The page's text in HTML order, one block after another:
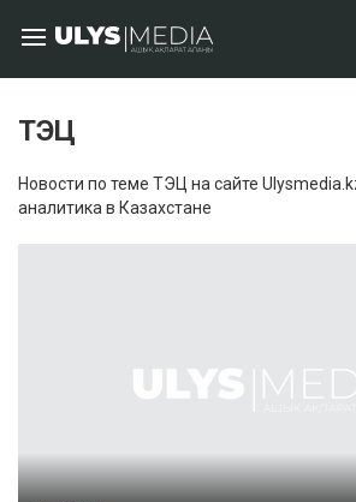
ТЭЦ
Новости по теме ТЭЦ на сайте
аналитика в Казахстане